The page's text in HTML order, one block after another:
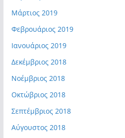
Μάρτιος 2019
Φεβρουάριος 2019
Ιανουάριος 2019
Δεκέμβριος 2018
Νοέμβριος 2018
Οκτώβριος 2018
Σεπτέμβριος 2018
Αύγουστος 2018